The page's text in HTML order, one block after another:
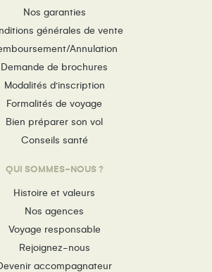
Nos garanties
générales de vente
Annulation
Demande de brochures
Modalités d’inscription
Formalités de voyage
Bien préparer son vol
Conseils santé
QUI SOMMES-NOUS ?
Histoire et valeurs
Nos agences
Voyage responsable
Rejoignez-nous
accompagnateur